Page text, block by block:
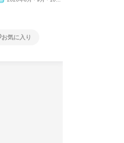
お気に入り